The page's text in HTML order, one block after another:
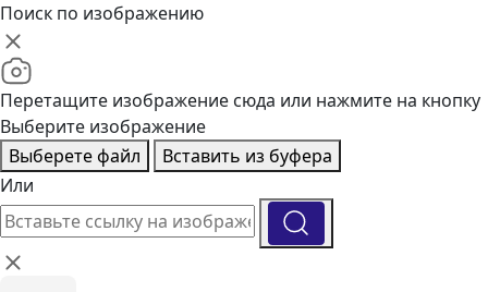
Поиск по изображению
Перетащите изображение сюда или нажмите на кнопку
Выберите изображение
Выберете файл
Вставить из буфера
Или